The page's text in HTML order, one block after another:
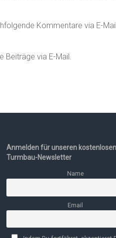
Kommentare via E-
Beiträge via E-Mail.
Anmelden für unseren kostenlosen
Turmbau-Newsletter
Name
Email